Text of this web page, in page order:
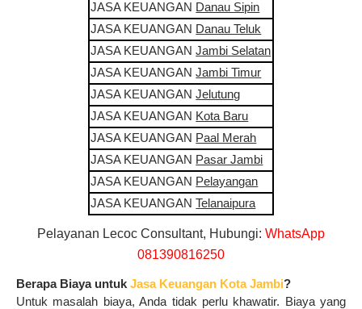
JASA KEUANGAN Danau Sipin
JASA KEUANGAN Danau Teluk
JASA KEUANGANJambi Selatan
JASA KEUANGANJambi Timur
JASA KEUANGANJelutung
JASA KEUANGAN Kota Baru
JASA KEUANGAN Paal Merah
JASA KEUANGAN Pasar Jambi
JASA KEUANGAN Pelayangan
JASA KEUANGANTelanaipura
Pelayanan Lecoc Consultant, Hubungi: WhatsApp
081390816250
Berapa Biaya untuk Jasa Keuangan Kota Jambi?
Untuk masalah biaya, Anda tidak perlu khawatir. Biaya yang